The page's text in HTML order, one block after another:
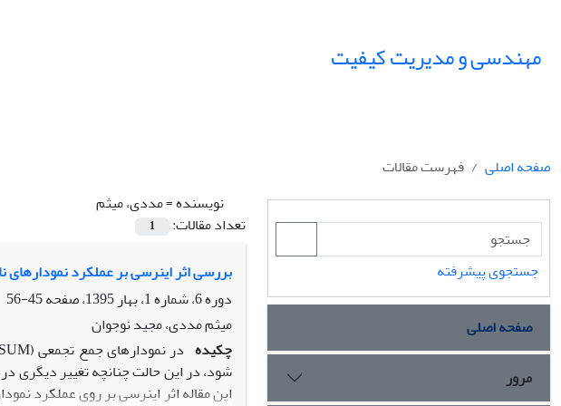
مهندسی و مدیریت کیفیت
صفحه اصلی
فهرست مقالات
نویسنده =مددی، میثم
تعداد مقالات:
1
بررسی اثر اینرسی بر عملکرد نمودارهای
دوره 6، شماره 1، بهار 1395، صفحه
45-56
میثم مددی، مجید نوجوان
چکیده
‏شود، در این حالت چنانچه تغییر دیگری
جستجوی پیشرفته
صفحه اصلی
مرور